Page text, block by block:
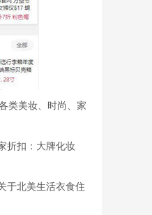
类美妆、时尚、家
折扣：大牌化妆
于北美生活衣食住